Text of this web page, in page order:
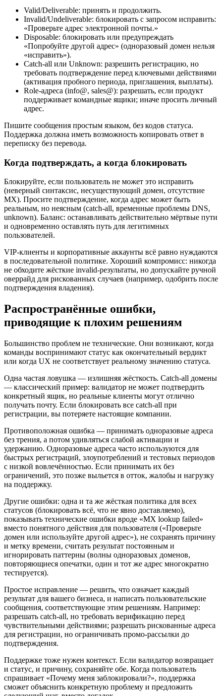
Valid/Deliverable: принять и продолжить.
Invalid/Undeliverable: блокировать с запросом исправить:
«Проверьте адрес электронной почты.»
Disposable: блокировать или предупреждать
«Попробуйте другой адрес» (одноразовый домен нельзя
«исправить»).
Catch‑all или Unknown: разрешить регистрацию, но
требовать подтверждение перед ключевыми действиями
(активация пробного периода, приглашения, выплаты).
Role‑адреса (info@, sales@): разрешать, если продукт
поддерживает командные ящики; иначе просить личный
адрес.
Пишите сообщения простым языком, без кодов статуса.
Поддержка должна иметь возможность копировать ответ в
переписку без перевода.
Когда подтверждать, а когда блокировать
Блокируйте, если пользователь не может это исправить
(неверный синтаксис, несуществующий домен, отсутствие
MX). Просите подтверждение, когда адрес может быть
реальным, но неясным (catch‑all, временные проблемы DNS,
unknown). Баланс: останавливать действительно мёртвые пути
и одновременно оставлять путь для легитимных
пользователей.
VIP‑клиенты и корпоративные аккаунты всё равно нуждаются
в последовательной политике. Хороший компромисс: никогда
не обходите жёсткие invalid‑результаты, но допускайте ручной
оверрайд для рискованных случаев (например, одобрить после
подтверждения владения).
Распространённые ошибки,
приводящие к плохим решениям
Большинство проблем не технические. Они возникают, когда
команды воспринимают статус как окончательный вердикт
или когда UX не соответствует реальному значению статуса.
Одна частая ловушка — излишняя жёсткость. Catch‑all домены
— классический пример: валидатор не может подтвердить
конкретный ящик, но реальные клиенты могут отлично
получать почту. Если блокировать все catch‑all при
регистрации, вы потеряете настоящие компании.
Противоположная ошибка — принимать одноразовые адреса
без трения, а потом удивляться слабой активации и
удержанию. Одноразовые адреса часто используются для
быстрых регистраций, злоупотреблений и тестовых периодов
с низкой вовлечённостью. Если принимать их без
ограничений, это позже выльется в отток, жалобы и нагрузку
на поддержку.
Другие ошибки: одна и та же жёсткая политика для всех
статусов (блокировать всё, что не явно доставляемо),
показывать технические ошибки вроде «MX lookup failed»
вместо понятного действия для пользователя («Проверьте
домен или используйте другой адрес»), не сохранять причину
и метку времени, считать результат постоянным и
игнорировать паттерны (волны одноразовых доменов,
повторяющиеся опечатки, один и тот же адрес многократно
тестируется).
Простое исправление — решить, что означает каждый
результат для вашего бизнеса, и написать пользовательские
сообщения, соответствующие этим решениям. Например:
разрешать catch‑all, но требовать верификацию перед
чувствительными действиями; разрешать рискованные адреса
для регистрации, но ограничивать промо‑рассылки до
подтверждения.
Поддержке тоже нужен контекст. Если валидатор возвращает
и статус, и причину, сохраняйте обе. Когда пользователь
спрашивает «Почему меня заблокировали?», поддержка
сможет объяснить конкретную проблему и предложить